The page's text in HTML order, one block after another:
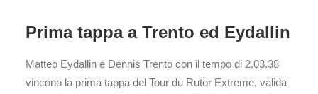
Prima tappa a Trento ed Eydallin
Matteo Eydallin e Dennis Trento con il tempo di 2.03.38
vincono la prima tappa del Tour du Rutor Extreme, valida